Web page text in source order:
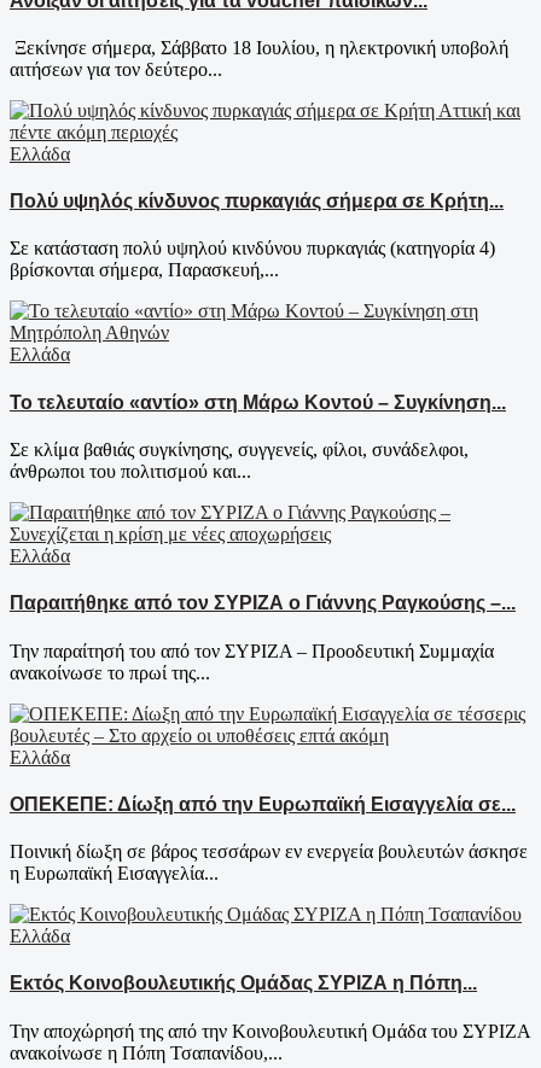
Ξεκίνησε σήμερα, Σάββατο 18 Ιουλίου, η ηλεκτρονική υποβολή
αιτήσεων για τον δεύτερο...
Ελλάδα
Πολύ υψηλός κίνδυνος πυρκαγιάς σήμερα σε Κρήτη...
Σε κατάσταση πολύ υψηλού κινδύνου πυρκαγιάς (κατηγορία 4)
βρίσκονται σήμερα, Παρασκευή,...
Ελλάδα
Το τελευταίο «αντίο» στη Μάρω Κοντού – Συγκίνηση...
Σε κλίμα βαθιάς συγκίνησης, συγγενείς, φίλοι, συνάδελφοι,
άνθρωποι του πολιτισμού και...
Ελλάδα
Παραιτήθηκε από τον ΣΥΡΙΖΑ ο Γιάννης Ραγκούσης –...
Την παραίτησή του από τον ΣΥΡΙΖΑ – Προοδευτική Συμμαχία
ανακοίνωσε το πρωί της...
Ελλάδα
ΟΠΕΚΕΠΕ: Δίωξη από την Ευρωπαϊκή Εισαγγελία σε...
Ποινική δίωξη σε βάρος τεσσάρων εν ενεργεία βουλευτών άσκησε
η Ευρωπαϊκή Εισαγγελία...
Ελλάδα
Εκτός Κοινοβουλευτικής Ομάδας ΣΥΡΙΖΑ η Πόπη...
Την αποχώρησή της από την Κοινοβουλευτική Ομάδα του ΣΥΡΙΖΑ
ανακοίνωσε η Πόπη Τσαπανίδου,...